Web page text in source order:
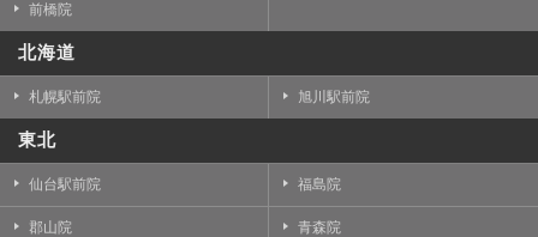
前橋院
北海道
札幌駅前院 旭川駅前院
東北
仙台駅前院 福島院
郡山院 青森院